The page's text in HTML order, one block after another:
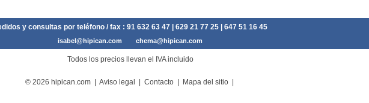
y consultas por teléfono / fax : 91 632 63 47 | 629 21 77 25 | 647 51 16 45
isabel@hipican.com chema@hipican.com
Todos los precios llevan el IVA incluido
© 2026 hipican.com | Aviso legal Contacto| Mapa del sitio|